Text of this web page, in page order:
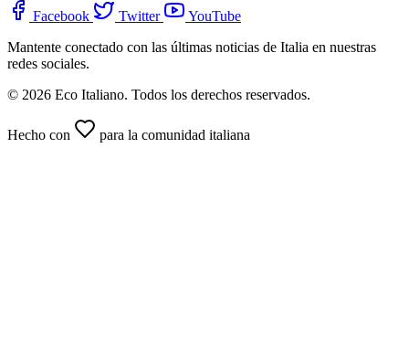
Facebook Twitter
YouTube
Mantente conectado con las últimas noticias de Italia en nuestras
redes sociales.
© 2026 Eco Italiano. Todos los derechos reservados.
Hecho con para la comunidad italiana